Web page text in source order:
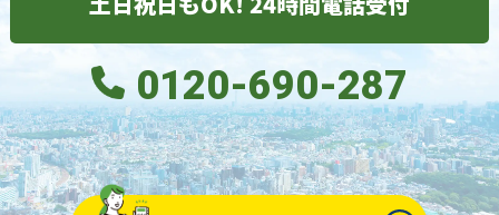
0120-690-287